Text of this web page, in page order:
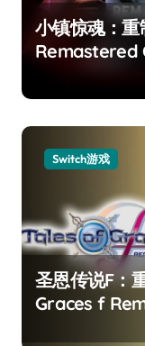
小镇惊魂：
Remastered
Switch游戏
圣恩传说F：
Graces f